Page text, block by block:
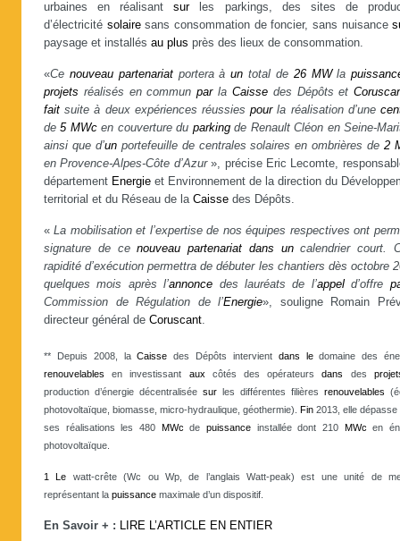
urbaines en réalisantsurles parkings, des sites de
d’électricité solairesans consommation de foncier, sans nuisance
paysage et installés au plus près des lieux de consommation.
«Ce nouveau partenariatportera àun total de 26 MWla
projets réalisés en communparla Caissedes Dépôts et
fait suite à deux expériences réussiespourla réalisation d’une
de5 MWcen couverture du parkingde Renault Cléon en Seine-
ainsi que d’unportefeuille de centrales solaires en ombrières de2
en Provence-Alpes-Côte d’Azur», précise Eric Lecomte,
département Energie et Environnement de la direction du
territorial et du Réseau de la Caisse des Dépôts.
« La mobilisation et l’expertise de nos équipes respectives ont
signature de cenouveau partenariat dans uncalendrier court.
rapidité d’exécution permettra de débuter les chantiers dès octobre
quelques mois après l’annonce des lauréats de l’appeld’offre
Commission de Régulation de l’Energie», souligne Romain
directeur général de Coruscant.
** Depuis 2008, laCaisse des Dépôts intervient dans ledomaine des
renouvelables en investissant aux côtés des opérateursdans des
production d’énergie décentralisée sur les différentes filières renouvelables
photovoltaïque, biomasse, micro-hydraulique, géothermie). Fin 2013, elle dépasse
ses réalisations les 480 MWc depuissance installée dont 210 MWc en
photovoltaïque.
1 Le watt-crête (Wc ou Wp, de l’anglais Watt-peak) est une unité de
représentant la puissance maximale d’un dispositif.
En Savoir + : LIRE L’ARTICLE EN ENTIER